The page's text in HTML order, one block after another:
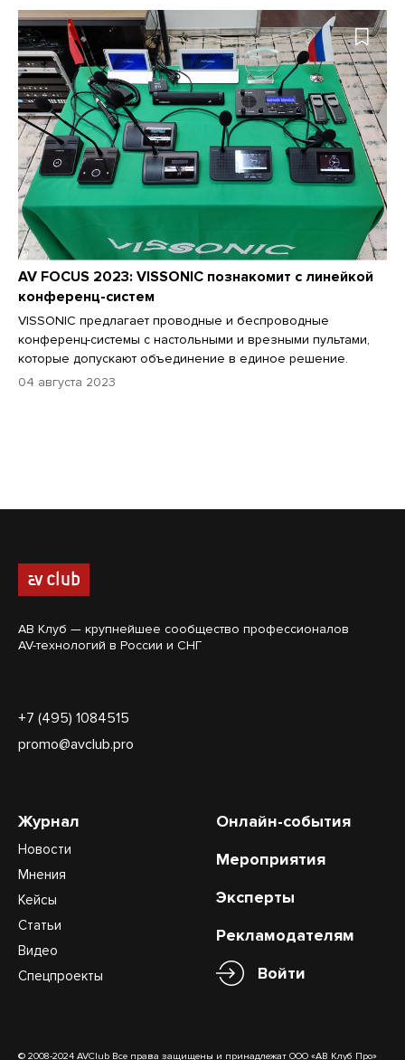
AV FOCUS 2023: VISSONIC познакомит с линейкой
конференц-систем
VISSONIC предлагает проводные и беспроводные
конференц-системы с настольными и врезными пультами,
которые допускают объединение в единое решение.
04 августа 2023
АВ Клуб — крупнейшее сообщество профессионалов
AV-технологий в России и СНГ
+7 (495) 1084515
promo@avclub.pro
Журнал
Новости
Мнения
Кейсы
Статьи
Видео
Спецпроекты
Онлайн-события
Мероприятия
Эксперты
Рекламодателям
Войти
© 2008-2024 AVClub Все права защищены и принадлежат ООО «АВ Клуб Про»